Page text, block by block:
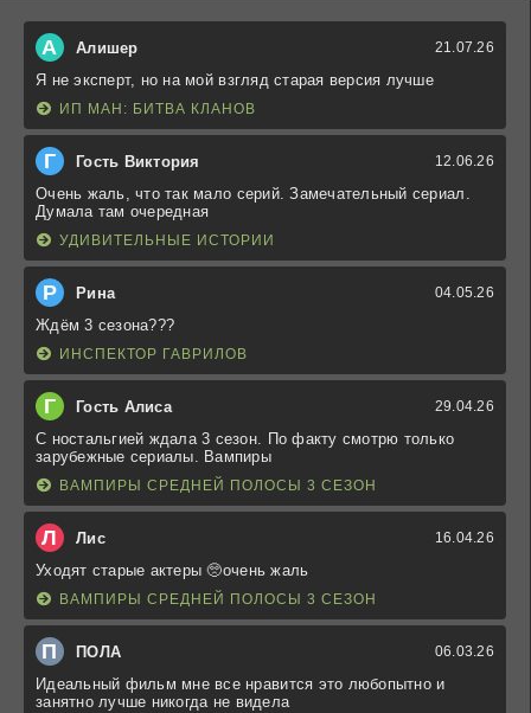
А Алишер 21.07.26
Я не эксперт, но на мой взгляд старая версия лучше
ИП МАН: БИТВА КЛАНОВ
Г Гость Виктория 12.06.26
Очень жаль, что так мало серий. Замечательный сериал.
Думала там очередная
УДИВИТЕЛЬНЫЕ ИСТОРИИ
Р Рина 04.05.26
Ждём 3 сезона???
ИНСПЕКТОР ГАВРИЛОВ
Г Гость Алиса 29.04.26
С ностальгией ждала 3 сезон. По факту смотрю только
зарубежные сериалы. Вампиры
ВАМПИРЫ СРЕДНЕЙ ПОЛОСЫ 3 СЕЗОН
Л Лис 16.04.26
Уходят старые актеры 🥺очень жаль
ВАМПИРЫ СРЕДНЕЙ ПОЛОСЫ 3 СЕЗОН
П ПОЛА 06.03.26
Идеальный фильм мне все нравится это любопытно и
занятно лучше никогда не видела